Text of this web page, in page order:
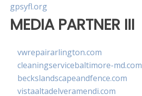
gpsyfl.org
MEDIA PARTNER III
vwrepairarlington.com
cleaningservicebaltimore-md.com
beckslandscapeandfence.com
vistaaltadelveramendi.com